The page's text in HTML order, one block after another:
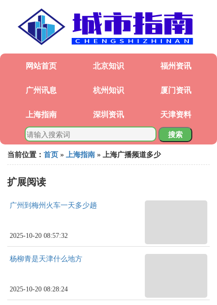
网站首页 北京知识 福州资讯
广州讯息 杭州知识 厦门资讯
上海指南 深圳资讯 天津资料
搜索
当前位置： 首页 » 上海指南 » 上海广播频道多少
扩展阅读
广州到梅州火车一天多少趟
2025-10-20 08:57:32
杨柳青是天津什么地方
2025-10-20 08:28:24